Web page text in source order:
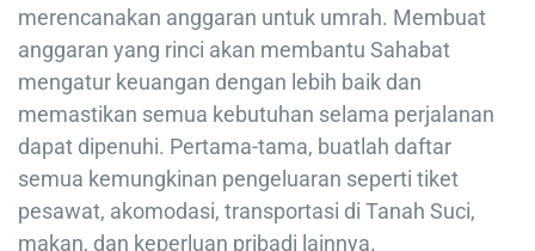
merencanakan anggaran untuk umrah. Membuat
anggaran yang rinci akan membantu Sahabat
mengatur keuangan dengan lebih baik dan
memastikan semua kebutuhan selama perjalanan
dapat dipenuhi. Pertama-tama, buatlah daftar
semua kemungkinan pengeluaran seperti tiket
pesawat, akomodasi, transportasi di Tanah Suci,
makan, dan keperluan pribadi lainnya.